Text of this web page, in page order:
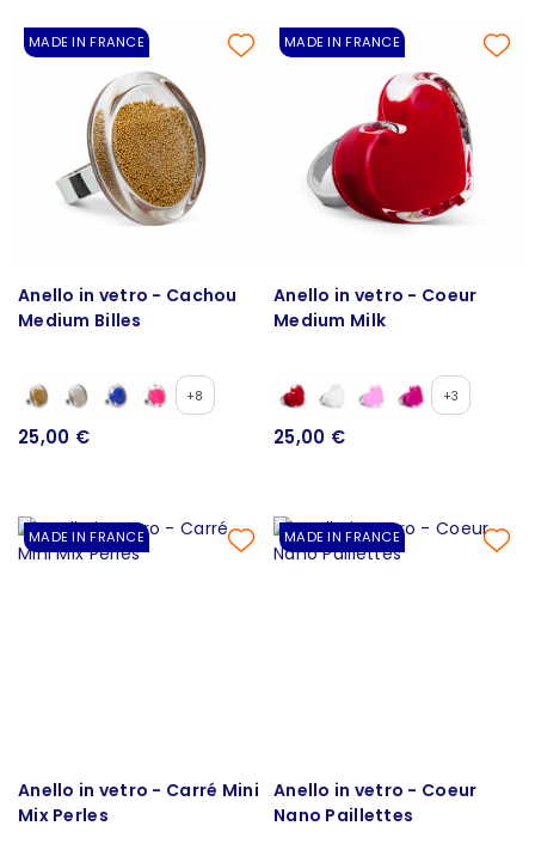
MADE IN FRANCE
Anello in vetro - Cachou
Medium Billes
+8
25,00 €
MADE IN FRANCE
Anello in vetro - Coeur
Medium Milk
+3
25,00 €
MADE IN FRANCE
Anello in vetro - Carré Mini
Mix Perles
MADE IN FRANCE
Anello in vetro - Coeur
Nano Paillettes